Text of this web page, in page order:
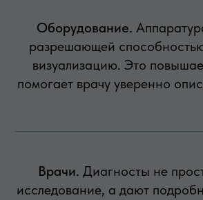
Оборудование.
разрешающей
визуализацию. Это
помогает врачу уверенно
Врачи. Диагносты не
исследование, а дают